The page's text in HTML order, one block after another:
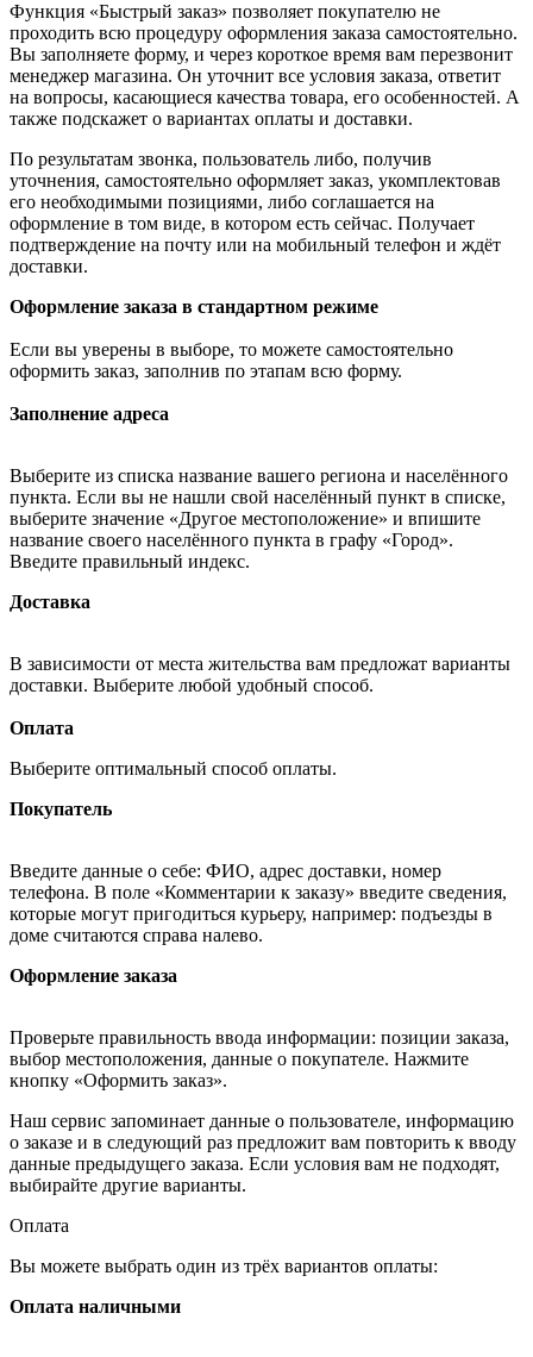
Функция «Быстрый заказ» позволяет покупателю не
проходить всю процедуру оформления заказа самостоятельно.
Вы заполняете форму, и через короткое время вам перезвонит
менеджер магазина. Он уточнит все условия заказа, ответит
на вопросы, касающиеся качества товара, его особенностей. А
также подскажет о вариантах оплаты и доставки.
По результатам звонка, пользователь либо, получив
уточнения, самостоятельно оформляет заказ, укомплектовав
его необходимыми позициями, либо соглашается на
оформление в том виде, в котором есть сейчас. Получает
подтверждение на почту или на мобильный телефон и ждёт
доставки.
Оформление заказа в стандартном режиме
Если вы уверены в выборе, то можете самостоятельно
оформить заказ, заполнив по этапам всю форму.
Заполнение адреса
Выберите из списка название вашего региона и населённого
пункта. Если вы не нашли свой населённый пункт в списке,
выберите значение «Другое местоположение» и впишите
название своего населённого пункта в графу «Город».
Введите правильный индекс.
Доставка
В зависимости от места жительства вам предложат варианты
доставки. Выберите любой удобный способ.
Оплата
Выберите оптимальный способ оплаты.
Покупатель
Введите данные о себе: ФИО, адрес доставки, номер
телефона. В поле «Комментарии к заказу» введите сведения,
которые могут пригодиться курьеру, например: подъезды в
доме считаются справа налево.
Оформление заказа
Проверьте правильность ввода информации: позиции заказа,
выбор местоположения, данные о покупателе. Нажмите
кнопку «Оформить заказ».
Наш сервис запоминает данные о пользователе, информацию
о заказе и в следующий раз предложит вам повторить к вводу
данные предыдущего заказа. Если условия вам не подходят,
выбирайте другие варианты.
Оплата
Вы можете выбрать один из трёх вариантов оплаты:
Оплата наличными